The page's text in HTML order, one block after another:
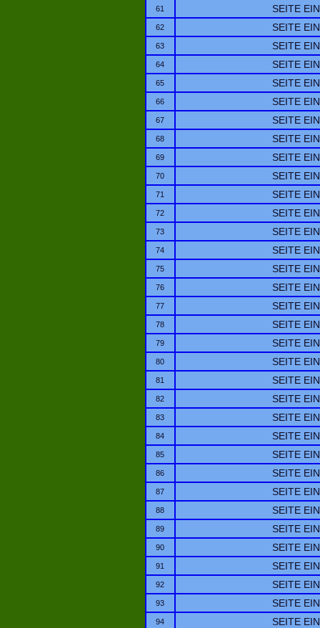
61 SEITE
62 SEITE
63 SEITE
64 SEITE
65 SEITE
66 SEITE
67 SEITE
68 SEITE
69 SEITE
70 SEITE
71 SEITE
72 SEITE
73 SEITE
74 SEITE
75 SEITE
76 SEITE
77 SEITE
78 SEITE
79 SEITE
80 SEITE
81 SEITE
82 SEITE
83 SEITE
84 SEITE
85 SEITE
86 SEITE
87 SEITE
88 SEITE
89 SEITE
90 SEITE
91 SEITE
92 SEITE
93 SEITE
94 SEITE